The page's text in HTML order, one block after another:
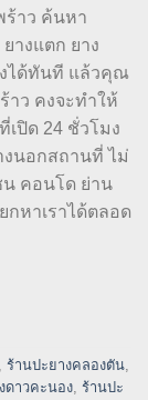
ร้าว ค้นหา
างแตก ยาง
งได้ทันที แล้วคุณ
าว คงจะทำให้
ปิด 24 ชั่วโมง
งนอกสถานที่ ไม่
น คอนโด ย่าน
กหาเราได้ตลอด
, ร้านปะยางคลองตัน,
ดาวคะนอง, ร้านปะ